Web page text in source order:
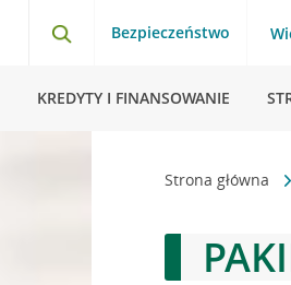
Bezpieczeństwo
KREDYTY I FINANSOWANIE
Strona główna